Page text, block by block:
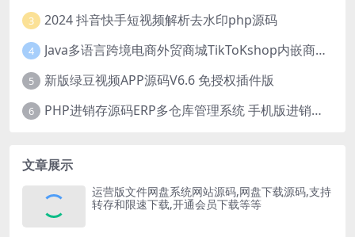
3 2024 抖音快手短视频解析去水印php源码
4 Java多语言跨境电商外贸商城TikToKshop内嵌商城I商家入驻I一键铺
5 新版绿豆视频APP源码V6.6 免授权插件版
6 PHP进销存源码ERP多仓库管理系统 手机版进销存 php网络版进销存小程序
文章展示
运营版文件网盘系统网站源码,网盘下载源码,支持
转存和限速下载,开通会员下载等等